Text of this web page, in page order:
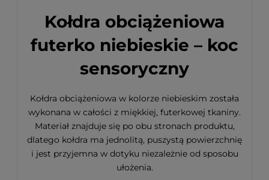
Kołdra obciążeniowa
futerko niebieskie – koc
sensoryczny
Kołdra obciążeniowa w kolorze niebieskim została
wykonana w całości z miękkiej, futerkowej tkaniny.
Materiał znajduje się po obu stronach produktu,
dlatego kołdra ma jednolitą, puszystą powierzchnię
i jest przyjemna w dotyku niezależnie od sposobu
ułożenia.